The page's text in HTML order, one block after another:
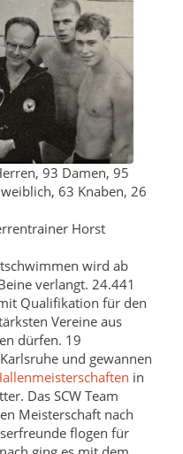
93 Damen, 95
63 Knaben, 26
Horst
wird ab
verlangt. 24.441
Qualifikation für den
Vereine aus
dürfen. 19
und gewannen
in
Das SCW Team
Meisterschaft nach
flogen für